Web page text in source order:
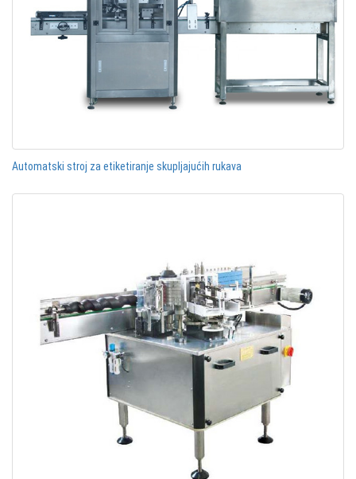
Automatski stroj za etiketiranje skupljajućih rukava